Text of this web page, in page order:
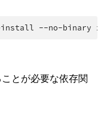
--no-binary
とが必要な依存関